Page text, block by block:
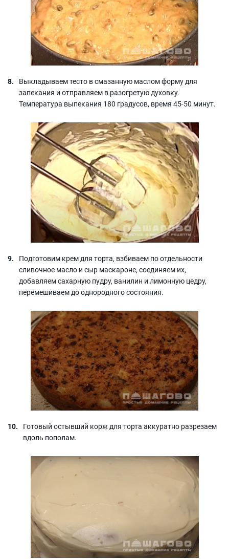
Выкладываем тесто в смазанную маслом форму для
запекания и отправляем в разогретую духовку.
Температура выпекания 180 градусов, время 45-50 минут.
Подготовим крем для торта, взбиваем по отдельности
сливочное масло и сыр маскароне, соединяем их,
добавляем сахарную пудру, ванилин и лимонную цедру,
перемешиваем до однородного состояния.
Готовый остывший корж для торта аккуратно разрезаем
вдоль пополам.